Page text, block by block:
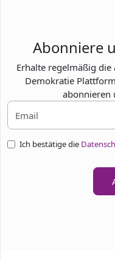
Abonniere
Erhalte regelmäßig
Demokratie
abonnieren
Ich bestätige die